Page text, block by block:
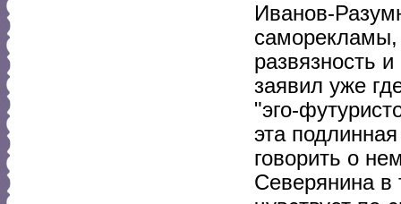
Иванов-
саморекламы,
развязность
заявил уже
"эго-
эта
говорить о
Северянина в